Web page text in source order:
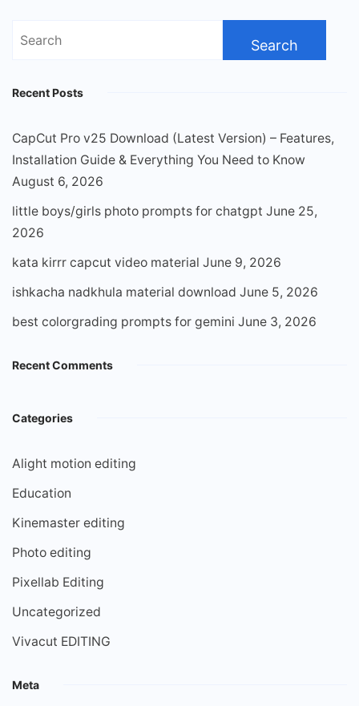
Search
Recent Posts
CapCut Pro v25 Download (Latest Version) – Features,
Installation Guide & Everything You Need to Know
August 6, 2026
little boys/girls photo prompts for chatgpt June 25,
2026
kata kirrr capcut video material June 9, 2026
ishkacha nadkhula material download June 5, 2026
best colorgrading prompts for gemini June 3, 2026
Recent Comments
Categories
Alight motion editing
Education
Kinemaster editing
Photo editing
Pixellab Editing
Uncategorized
Vivacut EDITING
Meta